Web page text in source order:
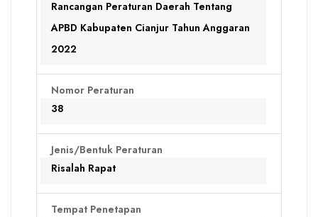
Rancangan Peraturan Daerah Tentang
APBD Kabupaten Cianjur Tahun Anggaran
2022
Nomor Peraturan
38
Jenis/Bentuk Peraturan
Risalah Rapat
Tempat Penetapan